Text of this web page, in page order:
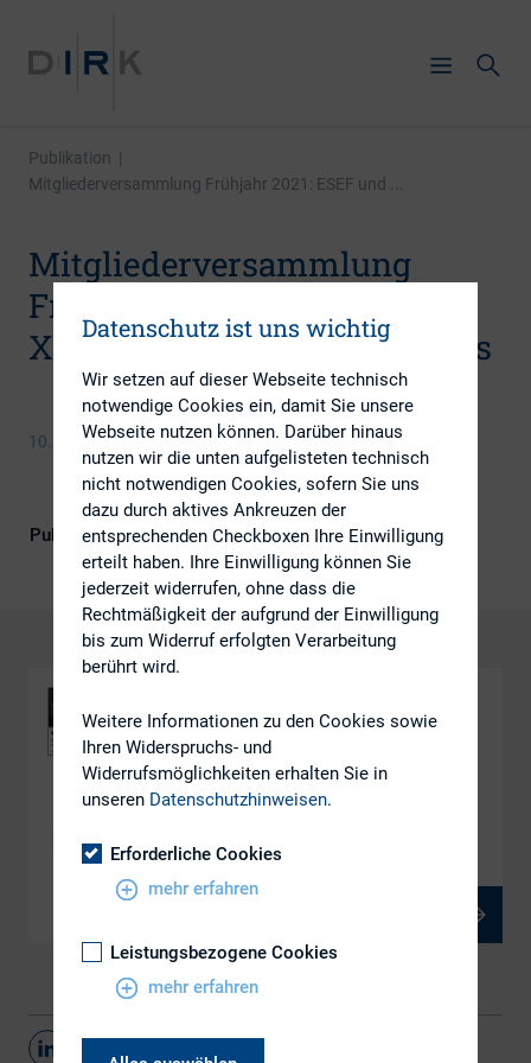
Publikation |
Mitgliederversammlung Frühjahr 2021: ESEF und ...
Mitgliederversammlung
Frühjahr 2021: ESEF und
XBRL-Reporting in der Praxis
10. März 2021
Publikationsform DIRK-Publikationen
DOWNLOAD
ESEF und XBRL-Reporting in der Praxis
Datenschutz ist uns wichtig
Wir setzen auf dieser Webseite technisch
notwendige Cookies ein, damit Sie unsere
Webseite nutzen können. Darüber hinaus
nutzen wir die unten aufgelisteten technisch
nicht notwendigen Cookies, sofern Sie uns
dazu durch aktives Ankreuzen der
entsprechenden Checkboxen Ihre Einwilligung
erteilt haben. Ihre Einwilligung können Sie
jederzeit widerrufen, ohne dass die
Rechtmäßigkeit der aufgrund der Einwilligung
bis zum Widerruf erfolgten Verarbeitung
berührt wird.
Weitere Informationen zu den Cookies sowie
Ihren Widerspruchs- und
Widerrufsmöglichkeiten erhalten Sie in
unseren Datenschutzhinweisen.
Erforderliche Cookies
mehr erfahren
Leistungsbezogene Cookies
mehr erfahren